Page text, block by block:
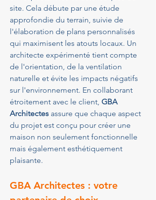
site. Cela débute par une étude
approfondie du terrain, suivie de
l'élaboration de plans personnalisés
qui maximisent les atouts locaux. Un
architecte expérimenté tient compte
de l'orientation, de la ventilation
naturelle et évite les impacts négatifs
sur l'environnement. En collaborant
étroitement avec le client, GBA
Architectes assure que chaque aspect
du projet est conçu pour créer une
maison non seulement fonctionnelle
mais également esthétiquement
plaisante.
GBA Architectes : votre